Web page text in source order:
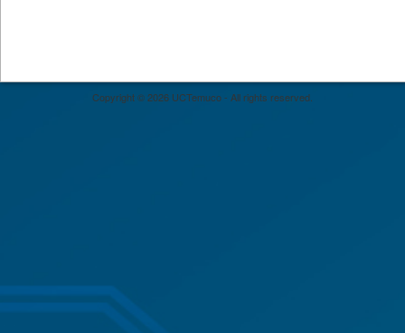
Copyright © 2026 UCTemuco - All rights reserved.